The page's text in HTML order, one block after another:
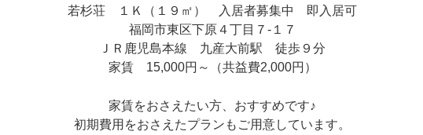
若杉荘 １Ｋ（１９㎡） 入居者募集中 即入居可
福岡市東区下原４丁目７-１７
ＪＲ鹿児島本線 九産大前駅 徒歩９分
家賃 15,000円～（共益費2,000円）
家賃をおさえたい方、おすすめです♪
初期費用をおさえたプランもご用意しています。